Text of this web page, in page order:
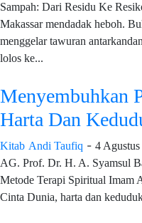
Sampah: Dari Residu Ke
Makassar mendadak heboh.
menggelar tawuran
lolos ke...
Menyembuhkan
Harta Dan
Kitab Andi Taufiq - 4
AG. Prof. Dr. H. A. Syamsul
Metode Terapi Spiritual Imam
Cinta Dunia, harta dan